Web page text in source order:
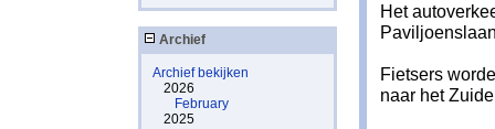
Archief
Archief bekijken
2026
February
2025
Het
Fietsers
naar het